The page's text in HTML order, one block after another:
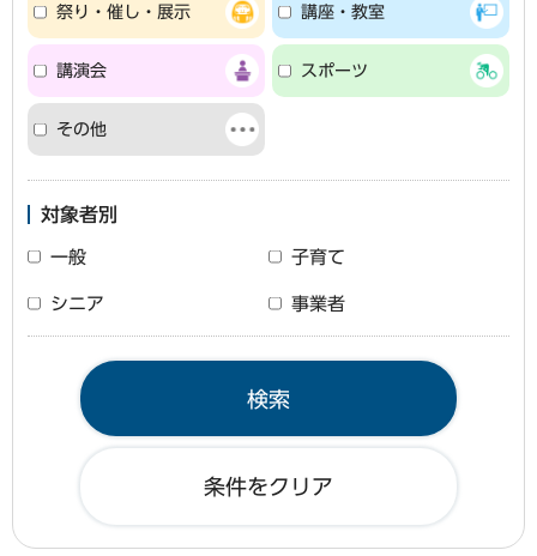
祭り・催し・展示 講座・教室
講演会 スポーツ
その他
対象者別
一般 子育て
シニア 事業者
条件をクリア